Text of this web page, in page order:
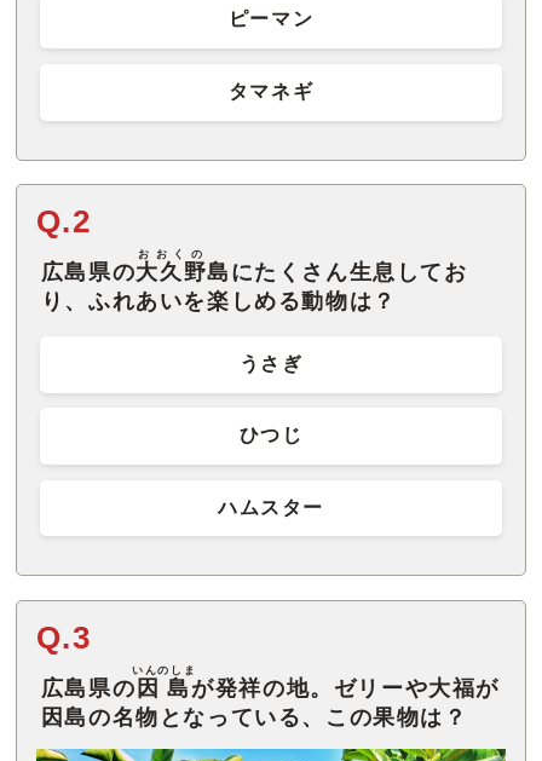
ピーマン
タマネギ
Q.2
広島県の大久野
おおくの
島にたくさん生息してお
り、ふれあいを楽しめる動物は？
うさぎ
ひつじ
ハムスター
Q.3
広島県の 因島
いんのしま
が発祥の地。ゼリーや大福が
因島の名物となっている、この果物は？